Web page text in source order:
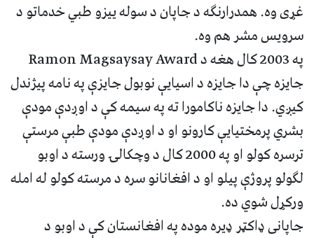
غړی وه. همدرارنګه د جاپان د سوله ییزو طبي خدماتو د
سرویس مشر هم وه.
په 2003 کال هغه د Ramon Magsaysay Award
جایزه چې دا جایزه د اسیایې نوبول جایزې په نامه پیژندل
کیږي. دا جایزه ناکامورا ته په سیمه کې د اوږدې مودې
بشري پرمختیایې کارونو او د اوږدې مودې طبې مرستې
ترسره کولو او په 2000 کال د وچکالۍ ورسته د اوبو
لګولو پروژې پیلو او د افغانانو سره د مرسته کولو له امله
ورکړل شوي ده.
جاپانی ډاکټر ډیره موده په افغانستان کې د اوبو د